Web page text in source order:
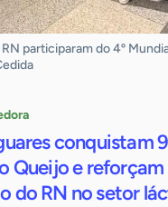
participaram do 4º
conquistam
Queijo e reforçam
do RN no setor